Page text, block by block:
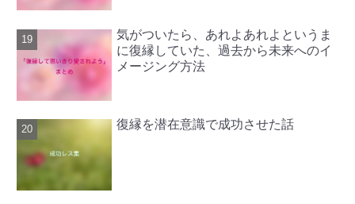
気がついたら、あれよあれよというま
に復縁していた、過去から未来へのイ
メージング方法
復縁を潜在意識で成功させた話